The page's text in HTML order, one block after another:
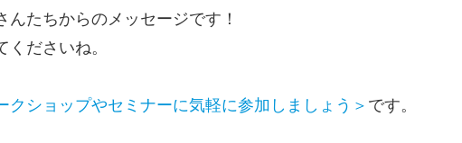
んたちからのメッセージです！
くださいね。
クショップやセミナーに気軽に参加しましょう＞ です。